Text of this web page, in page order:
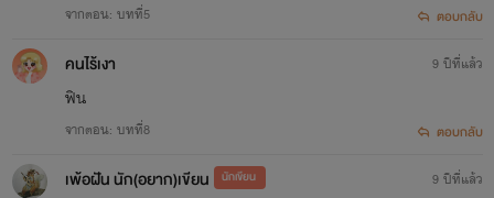
จากตอน: บทที่5 ตอบกลับ
คนไร้เงา
ฟิน
จากตอน: บทที่8
9 ปีที่แล้ว
ตอบกลับ
เพ้อฝัน นัก(อยาก)เขียน นักเขียน
9 ปีที่แล้ว